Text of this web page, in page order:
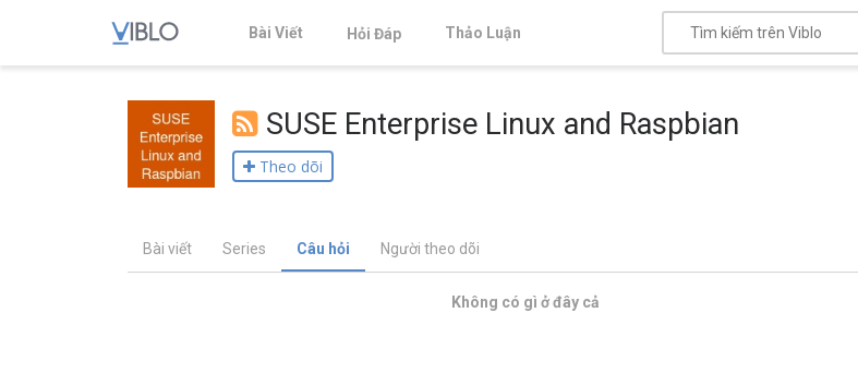
Bài Viết Hỏi Đáp Thảo Luận
SUSE Enterprise Linux and Raspbian
Theo dõi
Bài viết Series Câu hỏi Người theo dõi
Không có gì ở đây cả